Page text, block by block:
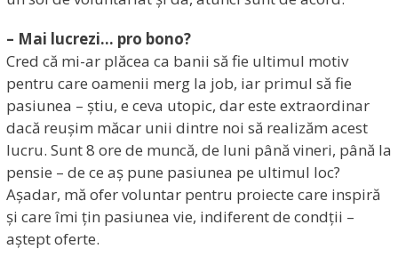
– Mai lucrezi… pro bono?
Cred că mi-ar plăcea ca banii să fie ultimul motiv
pentru care oamenii merg la job, iar primul să fie
pasiunea – știu, e ceva utopic, dar este extraordinar
dacă reușim măcar unii dintre noi să realizăm acest
lucru. Sunt 8 ore de muncă, de luni până vineri, până la
pensie – de ce aș pune pasiunea pe ultimul loc?
Așadar, mă ofer voluntar pentru proiecte care inspiră
și care îmi țin pasiunea vie, indiferent de condții –
aștept oferte.